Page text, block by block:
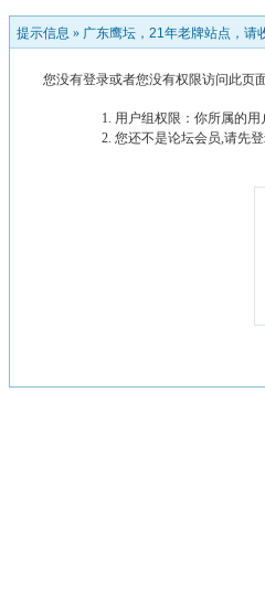
提示信息 » 广东鹰坛，21年老牌站点，请
您没有登录或者您没有权限访问此页
用户组权限：你所属的
您还不是论坛会员,请先